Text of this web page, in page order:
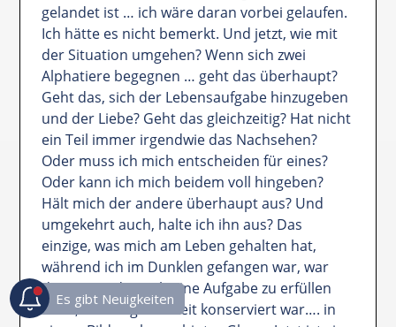
gelandet ist … ich wäre daran vorbei gelaufen.
Ich hätte es nicht bemerkt. Und jetzt, wie mit
der Situation umgehen? Wenn sich zwei
Alphatiere begegnen … geht das überhaupt?
Geht das, sich der Lebensaufgabe hinzugeben
und der Liebe? Geht das gleichzeitig? Hat nicht
ein Teil immer irgendwie das Nachsehen?
Oder muss ich mich entscheiden für eines?
Oder kann ich mich beidem voll hingeben?
Hält mich der andere überhaupt aus? Und
umgekehrt auch, halte ich ihn aus? Das
einzige, was mich am Leben gehalten hat,
während ich im Dunklen gefangen war, war
der Focus, dass ich eine Aufgabe zu erfüllen
habe, die die ganze Zeit konserviert war…. in